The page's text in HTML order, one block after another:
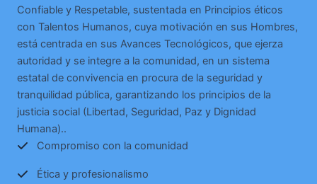
Confiable y Respetable, sustentada en Principios éticos
con Talentos Humanos, cuya motivación en sus Hombres,
está centrada en sus Avances Tecnológicos, que ejerza
autoridad y se integre a la comunidad, en un sistema
estatal de convivencia en procura de la seguridad y
tranquilidad pública, garantizando los principios de la
justicia social (Libertad, Seguridad, Paz y Dignidad
Humana)..
Compromiso con la comunidad
Ética y profesionalismo